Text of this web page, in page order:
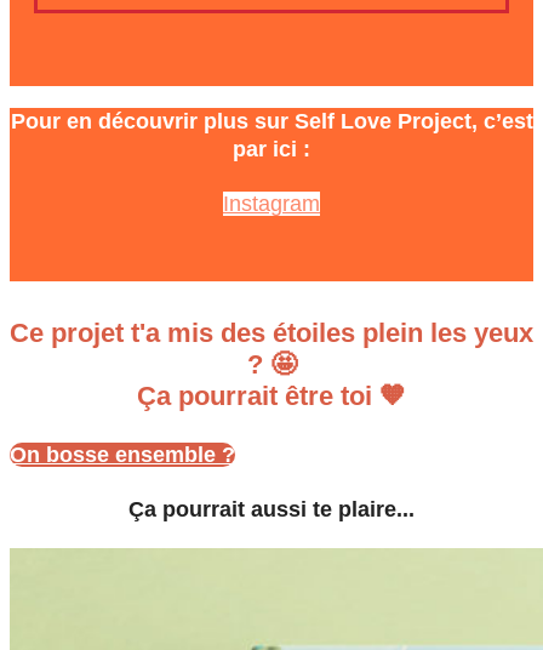
Pour en découvrir plus sur Self Love Project, c’est
par ici :
Instagram
Ce projet t'a mis des étoiles plein les yeux
? 🤩
Ça pourrait être toi 🧡
On bosse ensemble ?
Ça pourrait aussi te plaire...